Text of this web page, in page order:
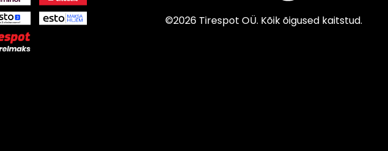
©2026 Tirespot OÜ. Kõik õigused kaitstud.